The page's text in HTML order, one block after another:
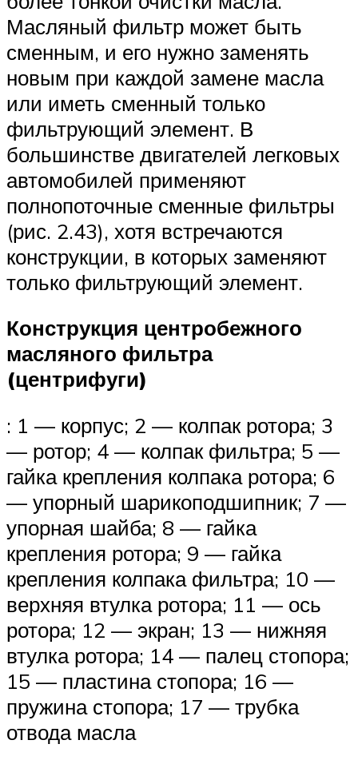
Масляный фильтр может быть
сменным, и его нужно заменять
новым при каждой замене масла
или иметь сменный только
фильтрующий элемент. В
большинстве двигателей легковых
автомобилей применяют
полнопоточные сменные фильтры
(рис. 2.43), хотя встречаются
конструкции, в которых заменяют
только фильтрующий элемент.
Конструкция центробежного
масляного фильтра
(центрифуги)
: 1 — корпус; 2 — колпак ротора; 3
— ротор; 4 — колпак фильтра; 5 —
гайка крепления колпака ротора; 6
— упорный шарикоподшипник; 7 —
упорная шайба; 8 — гайка
крепления ротора; 9 — гайка
крепления колпака фильтра; 10 —
верхняя втулка ротора; 11 — ось
ротора; 12 — экран; 13 — нижняя
втулка ротора; 14 — палец стопора;
15 — пластина стопора; 16 —
пружина стопора; 17 — трубка
отвода масла